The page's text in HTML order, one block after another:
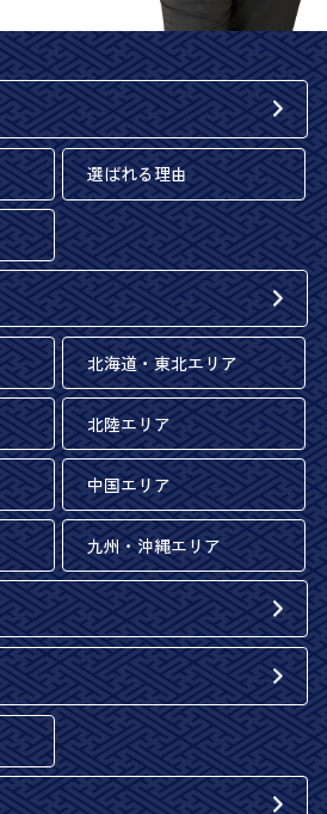
選ばれる理由
北海道・東北エリア
北陸エリア
中国エリア
九州・沖縄エリア